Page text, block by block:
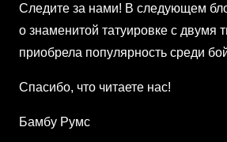
Следите за нами! В следующем
о знаменитой татуировке с двумя
приобрела популярность среди
Спасибо, что читаете нас!
Бамбу Румс